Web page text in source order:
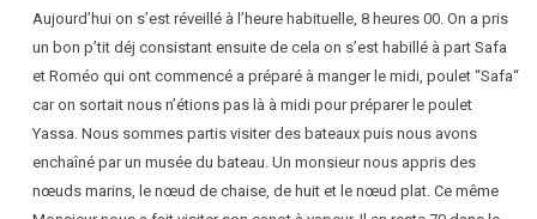
Aujourd’hui on s’est réveillé à l’heure habituelle, 8 heures 00. On a pris
un bon p’tit déj consistant ensuite de cela on s’est habillé à part Safa
et Roméo qui ont commencé a préparé à manger le midi, poulet “Safa“
car on sortait nous n’étions pas là à midi pour préparer le poulet
Yassa. Nous sommes partis visiter des bateaux puis nous avons
enchaîné par un musée du bateau. Un monsieur nous appris des
nœuds marins, le nœud de chaise, de huit et le nœud plat. Ce même